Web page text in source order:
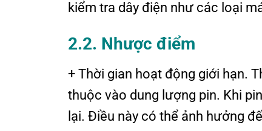
kiểm tra dây điện như các loại
2.2. Nhược điểm
+ Thời gian hoạt động giới hạn.
thuộc vào dung lượng pin. Khi
lại. Điều này có thể ảnh hưởng